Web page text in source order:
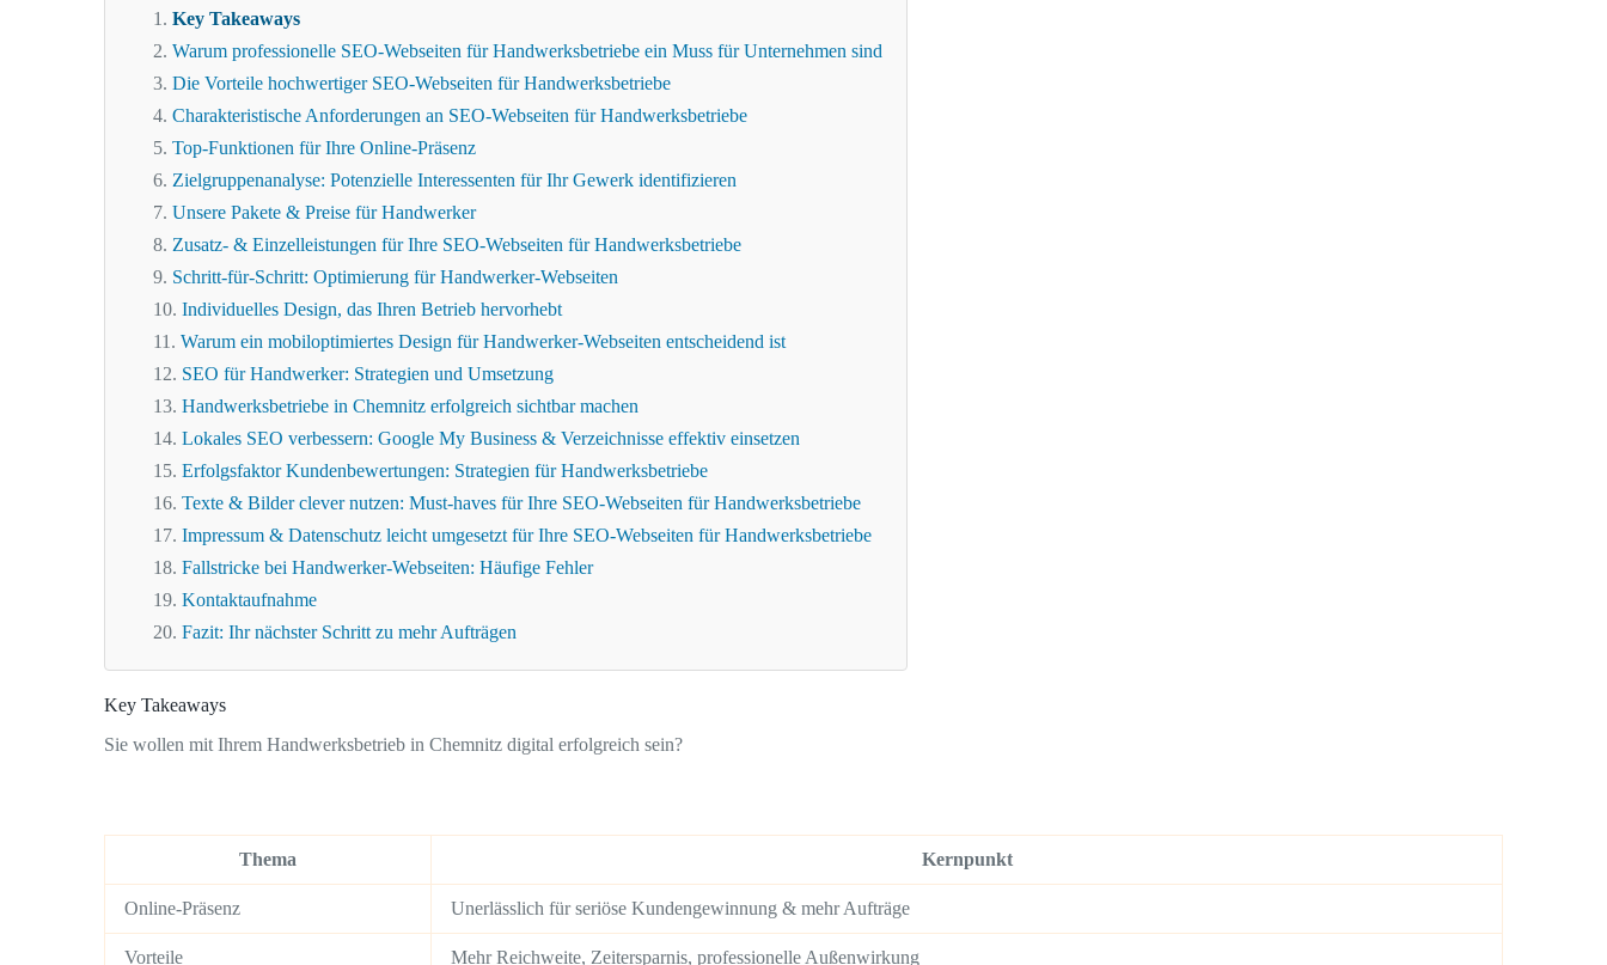
Key Takeaways
Warum professionelle SEO-Webseiten für Handwerksbetriebe ein Muss für Unternehmen sind
Die Vorteile hochwertiger SEO-Webseiten für Handwerksbetriebe
Charakteristische Anforderungen an SEO-Webseiten für Handwerksbetriebe
Top-Funktionen für Ihre Online-Präsenz
Zielgruppenanalyse: Potenzielle Interessenten für Ihr Gewerk identifizieren
Unsere Pakete & Preise für Handwerker
Zusatz- & Einzelleistungen für Ihre SEO-Webseiten für Handwerksbetriebe
Schritt-für-Schritt: Optimierung für Handwerker-Webseiten
Individuelles Design, das Ihren Betrieb hervorhebt
Warum ein mobiloptimiertes Design für Handwerker-Webseiten entscheidend ist
SEO für Handwerker: Strategien und Umsetzung
Handwerksbetriebe in Chemnitz erfolgreich sichtbar machen
Lokales SEO verbessern: Google My Business & Verzeichnisse effektiv einsetzen
Erfolgsfaktor Kundenbewertungen: Strategien für Handwerksbetriebe
Texte & Bilder clever nutzen: Must-haves für Ihre SEO-Webseiten für Handwerksbetriebe
Impressum & Datenschutz leicht umgesetzt für Ihre SEO-Webseiten für Handwerksbetriebe
Fallstricke bei Handwerker-Webseiten: Häufige Fehler
Kontaktaufnahme
Fazit: Ihr nächster Schritt zu mehr Aufträgen
Key Takeaways
Sie wollen mit Ihrem Handwerksbetrieb in Chemnitz digital erfolgreich sein?
Thema Kernpunkt
Online-Präsenz Unerlässlich für seriöse Kundengewinnung & mehr Aufträge
Vorteile Mehr Reichweite, Zeitersparnis, professionelle Außenwirkung